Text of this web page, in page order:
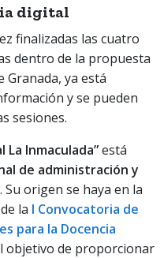
digital
finalizadas las cuatro
dentro de la propuesta
ya está
y se pueden
sesiones.
La Inmaculada”está
de administración y
Su origen se haya en la
la I Convocatoria de
para la Docencia
objetivo de proporcionar